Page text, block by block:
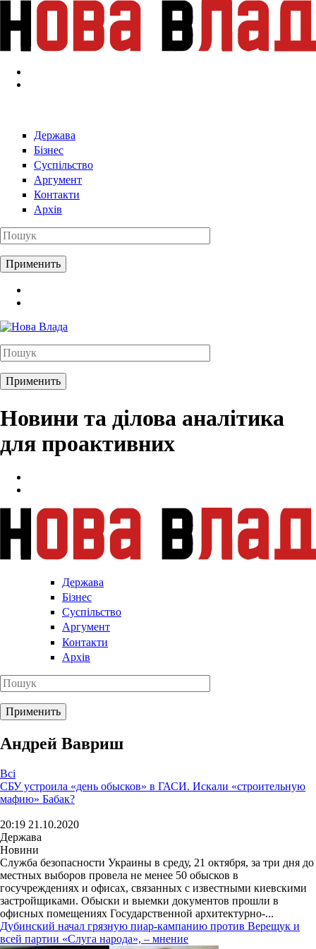
Перейти к основному содержанию
Держава
Бізнес
Суспільство
Аргумент
Контакти
Архів
Новини та ділова аналітика
для проактивних
Держава
Бізнес
Суспільство
Аргумент
Контакти
Архів
Андрей Вавриш
Всі
СБУ устроила «день обысков» в ГАСИ. Искали «строительную
мафию» Бабак?
20:19 21.10.2020
Держава
Новини
Служба безопасности Украины в среду, 21 октября, за три дня до
местных выборов провела не менее 50 обысков в
госучреждениях и офисах, связанных с известными киевскими
застройщиками. Обыски и выемки документов прошли в
офисных помещениях Государственной архитектурно-...
Дубинский начал грязную пиар-кампанию против Верещук и
всей партии «Слуга народа», – мнение